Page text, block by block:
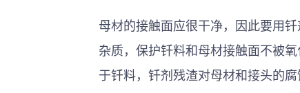
母材的接触面应很干净，因此要用
杂质，保护钎料和母材接触面不被
于钎料，钎剂残渣对母材和接头的